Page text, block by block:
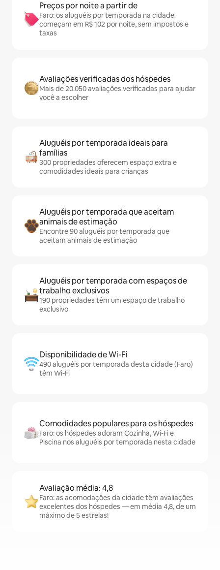
Preços por noite a partir de
Faro: os aluguéis por temporada na cidade
começam em R$ 102 por noite, sem impostos e
taxas
Avaliações verificadas dos hóspedes
Mais de 20.050 avaliações verificadas para ajudar
você a escolher
Aluguéis por temporada ideais para
famílias
300 propriedades oferecem espaço extra e
comodidades ideais para crianças
Aluguéis por temporada que aceitam
animais de estimação
Encontre 90 aluguéis por temporada que
aceitam animais de estimação
Aluguéis por temporada com espaços de
trabalho exclusivos
190 propriedades têm um espaço de trabalho
exclusivo
Disponibilidade de Wi-Fi
490 aluguéis por temporada desta cidade (Faro)
têm Wi-Fi
Comodidades populares para os hóspedes
Faro: os hóspedes adoram Cozinha, Wi-Fi e
Piscina nos aluguéis por temporada nesta cidade
Avaliação média: 4,8
Faro: as acomodações da cidade têm avaliações
excelentes dos hóspedes — em média 4,8, de um
máximo de 5 estrelas!